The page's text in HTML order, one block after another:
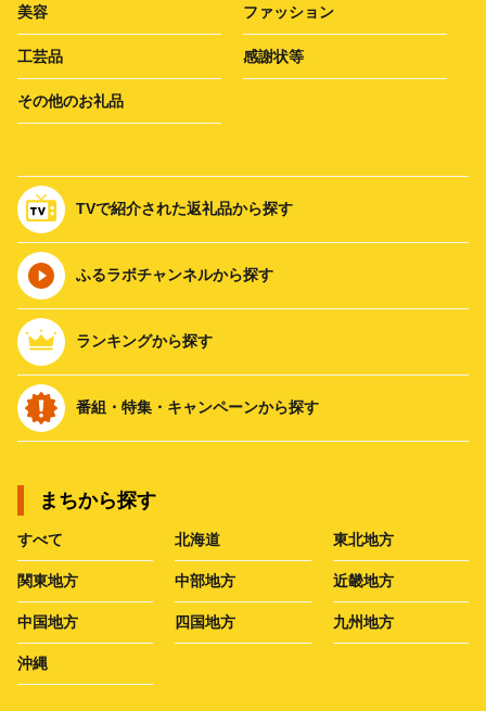
美容 ファッション
工芸品 感謝状等
その他のお礼品
TVで紹介された返礼品から探す
ふるラボチャンネルから探す
ランキングから探す
番組・特集・キャンペーンから探す
まちから探す
すべて 北海道 東北地方
関東地方 中部地方 近畿地方
中国地方 四国地方 九州地方
沖縄